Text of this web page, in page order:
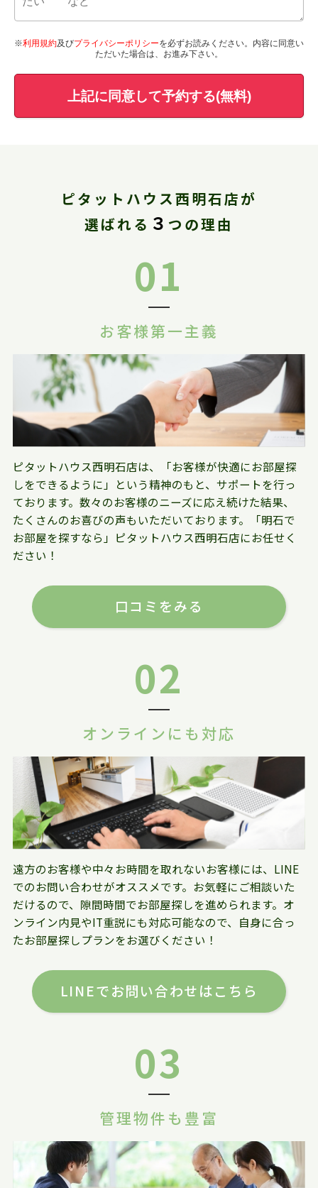
※利用規約及びプライバシーポリシーを必ずお読みください。内容に同意い
ただいた場合は、お進み下さい。
上記に同意して予約する(無料)
ピタットハウス西明石店が
選ばれる ３ つの理由
01
お客様第一主義
ピタットハウス西明石店は、「お客様が快適にお部屋探
しをできるように」という精神のもと、サポートを行っ
ております。数々のお客様のニーズに応え続けた結果、
たくさんのお喜びの声もいただいております。「明石で
お部屋を探すなら」ピタットハウス西明石店にお任せく
ださい！
口コミをみる
02
オンラインにも対応
遠方のお客様や中々お時間を取れないお客様には、LINE
でのお問い合わせがオススメです。お気軽にご相談いた
だけるので、隙間時間でお部屋探しを進められます。オ
ンライン内見やIT重説にも対応可能なので、自身に合っ
たお部屋探しプランをお選びください！
LINEでお問い合わせはこちら
03
管理物件も豊富